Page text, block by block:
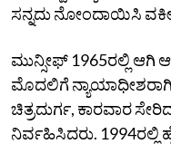
ಸನ್ನದು ನೋಂದಾಯಿಸಿ
ಮುನ್ಸೀಫ್‌ 1965ರಲ್ಲಿ ಆಗಿ
ಮೊದಲಿಗೆ
ಚಿತ್ರದುರ್ಗ, ಕಾರವಾರ
ನಿರ್ವಹಿಸಿದರು.